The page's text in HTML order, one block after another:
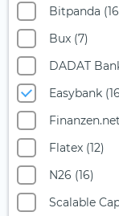
Bitcoin
Blockchain
Blue
Burggraben
Chemie
Christliche
Cloud
Cyber
Aktien
Aktien
Anleihen
MSCI
S&P 500
Bitpanda
Bux (7)
DADAT
Easybank
Flatex (12)
N26 (16)
Scalable